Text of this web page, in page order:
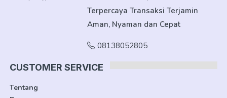
Terpercaya Transaksi Terjamin
Aman, Nyaman dan Cepat
08138052805
CUSTOMER SERVICE
Tentang